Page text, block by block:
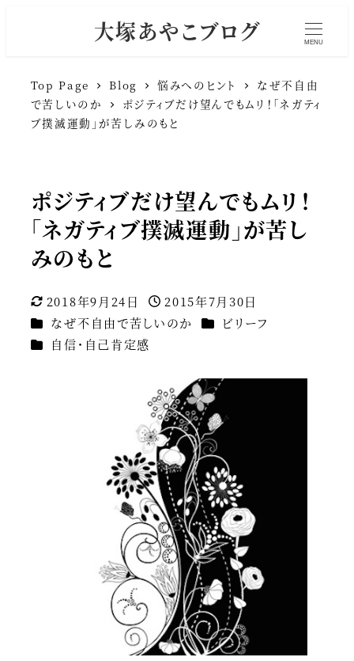
大塚あやこブログ MENU
Top Page Blog 悩みへのヒント
なぜ不自由
で苦しいのか
ポジティブだけ望んでもムリ！「ネガティ
ブ撲滅運動」が苦しみのもと
ポジティブだけ望んでもムリ！
「ネガティブ撲滅運動」が苦し
みのもと
更新日
2018年9月24日
投稿日
2015年7月30日
カテゴリー
なぜ不自由で苦しいのか カテゴリー
ビリーフ
カテゴリー
自信・自己肯定感